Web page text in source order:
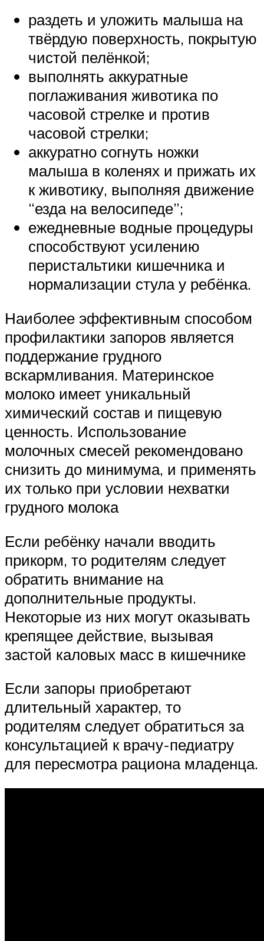
раздеть и уложить малыша на
твёрдую поверхность, покрытую
чистой пелёнкой;
выполнять аккуратные
поглаживания животика по
часовой стрелке и против
часовой стрелки;
аккуратно согнуть ножки
малыша в коленях и прижать их
к животику, выполняя движение
“езда на велосипеде”;
ежедневные водные процедуры
способствуют усилению
перистальтики кишечника и
нормализации стула у ребёнка.
Наиболее эффективным способом
профилактики запоров является
поддержание грудного
вскармливания. Материнское
молоко имеет уникальный
химический состав и пищевую
ценность. Использование
молочных смесей рекомендовано
снизить до минимума, и применять
их только при условии нехватки
грудного молока
Если ребёнку начали вводить
прикорм, то родителям следует
обратить внимание на
дополнительные продукты.
Некоторые из них могут оказывать
крепящее действие, вызывая
застой каловых масс в кишечнике
Если запоры приобретают
длительный характер, то
родителям следует обратиться за
консультацией к врачу-педиатру
для пересмотра рациона младенца.